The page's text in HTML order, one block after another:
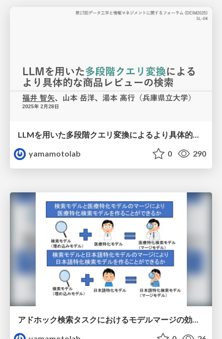
LLMを用いた多段階クエリ変換によるより具体的な商品レビューの検索
yamamotolab
0 290
アドホック検索タスクにおけるモデルマージの効果検証